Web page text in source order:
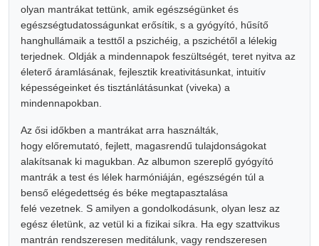
olyan mantrákat tettünk, amik egészségünket és
egészségtudatosságunkat erősítik, s a gyógyító, hűsítő
hanghullámaik a testtől a pszichéig, a pszichétől a lélekig
terjednek. Oldják a mindennapok feszültségét, teret nyitva az
életerő áramlásának, fejlesztik kreativitásunkat, intuitív
képességeinket és tisztánlátásunkat (viveka) a
mindennapokban.
Az ősi időkben a mantrákat arra használták,
hogy előremutató, fejlett, magasrendű tulajdonságokat
alakítsanak ki magukban. Az albumon szereplő gyógyító
mantrák a test és lélek harmóniáján, egészségén túl a
benső elégedettség és béke megtapasztalása
felé vezetnek. S amilyen a gondolkodásunk, olyan lesz az
egész életünk, az vetül ki a fizikai síkra. Ha egy szattvikus
mantrán rendszeresen meditálunk, vagy rendszeresen